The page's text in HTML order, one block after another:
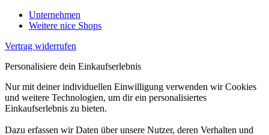
Unternehmen
Weitere nice Shops
Vertrag widerrufen
Personalisiere dein Einkaufserlebnis
Nur mit deiner individuellen Einwilligung verwenden wir Cookies
und weitere Technologien, um dir ein personalisiertes
Einkaufserlebnis zu bieten.
Dazu erfassen wir Daten über unsere Nutzer, deren Verhalten und